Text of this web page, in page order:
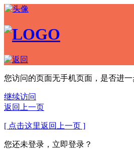
您访问的页面无手机页面，是否进一
继续访问
返回上一页
[ 点击这里返回上一页 ]
您还未登录，立即登录？